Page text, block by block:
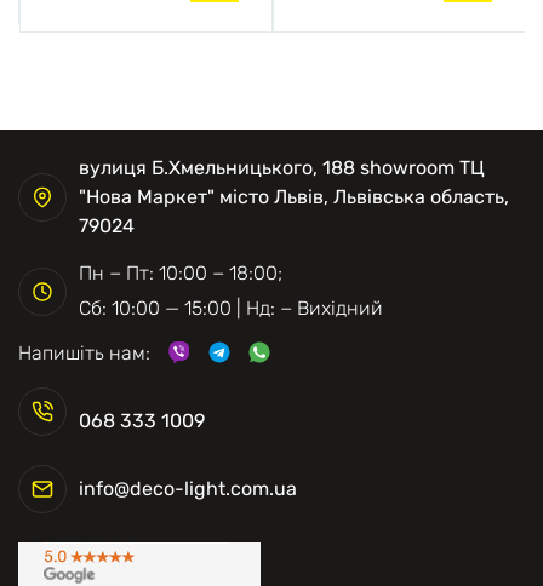
068 333 1009
info@deco-light.com.ua
вулиця Б.Хмельницького, 188 showroom ТЦ
"Нова Маркет" місто Львів, Львівська область,
79024
Пн − Пт: 10:00 − 18:00;
Сб: 10:00 — 15:00 | Нд: − Вихідний
Напишіть нам: